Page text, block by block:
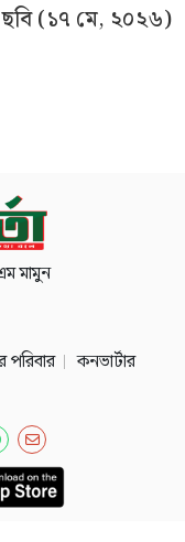
ছবি (১৭ মে, ২০২৬)
মামুন
পরিবার
কনভার্টার